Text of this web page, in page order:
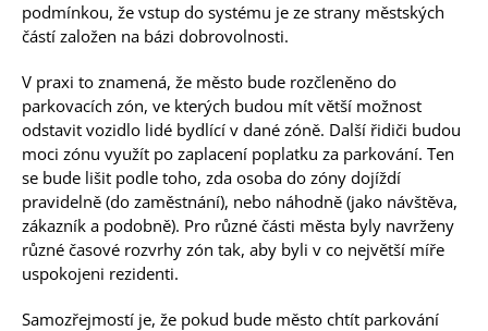
podmínkou, že vstup do systému je ze strany městských
částí založen na bázi dobrovolnosti.
V praxi to znamená, že město bude rozčleněno do
parkovacích zón, ve kterých budou mít větší možnost
odstavit vozidlo lidé bydlící v dané zóně. Další řidiči budou
moci zónu využít po zaplacení poplatku za parkování. Ten
se bude lišit podle toho, zda osoba do zóny dojíždí
pravidelně (do zaměstnání), nebo náhodně (jako návštěva,
zákazník a podobně). Pro různé části města byly navrženy
různé časové rozvrhy zón tak, aby byli v co největší míře
uspokojeni rezidenti.
Samozřejmostí je, že pokud bude město chtít parkování